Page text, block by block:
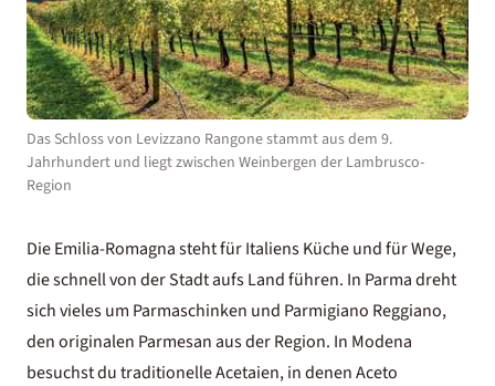
Das Schloss von Levizzano Rangone stammt aus dem 9.
Jahrhundert und liegt zwischen Weinbergen der Lambrusco-
Region
Die Emilia-Romagna steht für Italiens Küche und für Wege,
die schnell von der Stadt aufs Land führen. In Parma dreht
sich vieles um Parmaschinken und Parmigiano Reggiano,
den originalen Parmesan aus der Region. In Modena
besuchst du traditionelle Acetaien, in denen Aceto